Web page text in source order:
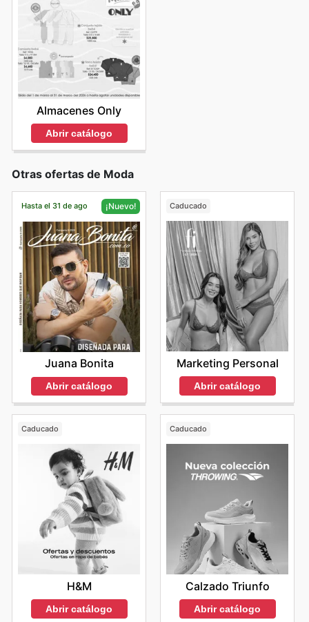
Almacenes Only
Abrir catálogo
Otras ofertas de Moda
Hasta el 31 de ago ¡Nuevo!
Juana Bonita
Abrir catálogo
Caducado
Marketing Personal
Abrir catálogo
Caducado
H&M
Abrir catálogo
Caducado
Calzado Triunfo
Abrir catálogo